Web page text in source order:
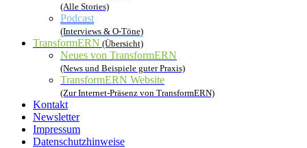
(Alle Stories)
Podcast
(Interviews & O-Töne)
TransformERN (Übersicht)
Neues von TransformERN
(News und Beispiele guter Praxis)
TransformERN Website
(Zur Internet-Präsenz von TransformERN)
Kontakt
Newsletter
Impressum
Datenschutzhinweise